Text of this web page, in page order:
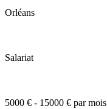
Orléans
Salariat
5000 € - 15000 € par mois